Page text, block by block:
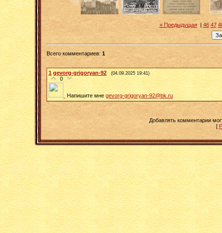
« Предыдущая| 46 47
Всего комментариев: 1
1 gevorg-grigoryan-92 (04.09.2025 19:41)
0
Напишите мне gevorg-grigoryan-92@bk.ru
Добавлять комментарии
[